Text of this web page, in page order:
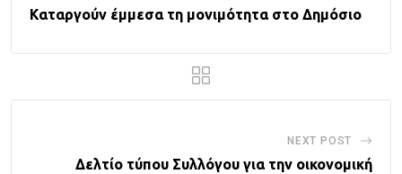
Καταργούν έμμεσα τη μονιμότητα στο Δημόσιο
NEXT POST
Δελτίο τύπου Συλλόγου για την οικονομική